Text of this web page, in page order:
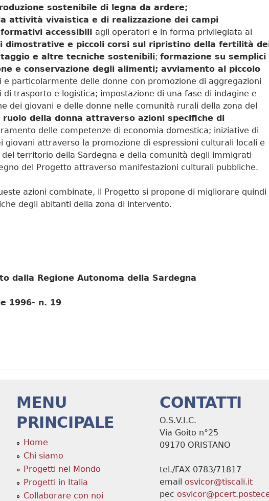
sostenibile di legna da ardere;
attività vivaistica e di realizzazione dei campi
accessibili agli operatori e in forma privilegiata ai
dimostrative e piccoli corsi sul ripristino della fertilità
e altre tecniche sostenibili; formazione su semplici
e conservazione degli alimenti; avviamento al piccolo
e particolarmente delle donne con promozione di aggregazioni
trasporto e logistica; impostazione di una fase di indagine e
dei giovani e delle donne nelle comunità rurali della zona del
ruolo della donna attraverso azioni specifiche di
delle competenze di economia domestica; iniziative di
giovani attraverso la promozione di espressioni culturali locali e
del territorio della Sardegna e della comunità degli immigrati
del Progetto attraverso manifestazioni culturali pubbliche.
azioni combinate, il Progetto si propone di migliorare quindi
degli abitanti della zona di intervento.
dalla Regione Autonoma della Sardegna
1996- n. 19
MENU
PRINCIPALE
Home
Chi siamo
Progetti nel Mondo
Progetti in Italia
Collaborare con noi
CONTATTI
O.S.V.I.C.
Via Goito n°25
09170 ORISTANO
tel./FAX 0783/71817
email osvicor@tiscali.it
pec